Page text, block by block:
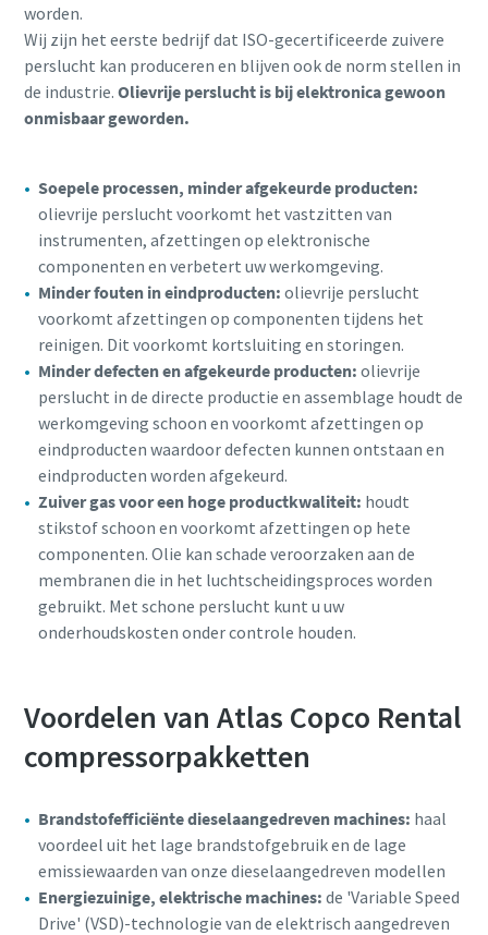
worden.
Wij zijn het eerste bedrijf dat ISO-gecertificeerde zuivere
perslucht kan produceren en blijven ook de norm stellen in
de industrie. Olievrije perslucht is bij elektronica gewoon
onmisbaar geworden.
Soepele processen, minder afgekeurde producten:
olievrije perslucht voorkomt het vastzitten van
instrumenten, afzettingen op elektronische
componenten en verbetert uw werkomgeving.
Minder fouten in eindproducten:olievrije perslucht
voorkomt afzettingen op componenten tijdens het
reinigen. Dit voorkomt kortsluiting en storingen.
Minder defecten en afgekeurde producten:olievrije
perslucht in de directe productie en assemblage houdt de
werkomgeving schoon en voorkomt afzettingen op
eindproducten waardoor defecten kunnen ontstaan en
eindproducten worden afgekeurd.
Zuiver gas voor een hoge productkwaliteit: houdt
stikstof schoon en voorkomt afzettingen op hete
componenten. Olie kan schade veroorzaken aan de
membranen die in het luchtscheidingsproces worden
gebruikt. Met schone perslucht kunt u uw
onderhoudskosten onder controle houden.
Voordelen van Atlas Copco Rental
compressorpakketten
Brandstofefficiënte dieselaangedreven machines: haal
voordeel uit het lage brandstofgebruik en de lage
emissiewaarden van onze dieselaangedreven modellen
Energiezuinige, elektrische machines: de 'Variable Speed
Drive' (VSD)-technologie van de elektrisch aangedreven